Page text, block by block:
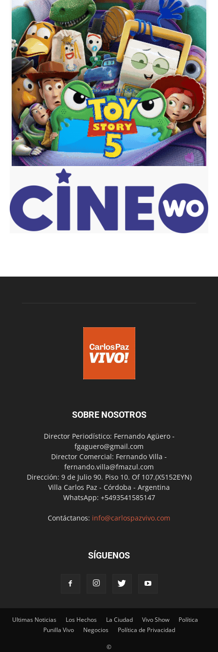
SOBRE NOSOTROS
Director Periodístico: Fernando Agüero -
fgaguero@gmail.com
Director Comercial: Fernando Villa -
fernando.villa@fmazul.com
Dirección: 9 de Julio 90. Piso 10. Of 107.(X5152EYN)
Villa Carlos Paz - Córdoba - Argentina
WhatsApp: +5493541585147
Contáctanos: info@carlospazvivo.com
SÍGUENOS
Ultimas Noticias Los Hechos La Ciudad Vivo Show
Política
Punilla Vivo
Negocios Política de Privacidad
©